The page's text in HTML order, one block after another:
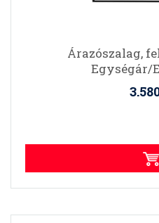
Árazószalag,
Egységár/